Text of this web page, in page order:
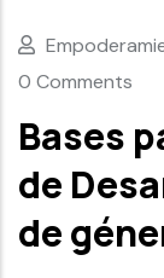
0 Comments
Bases
de
de